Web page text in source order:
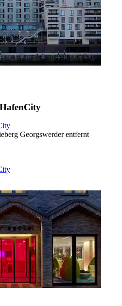
Georgswerder entfernt